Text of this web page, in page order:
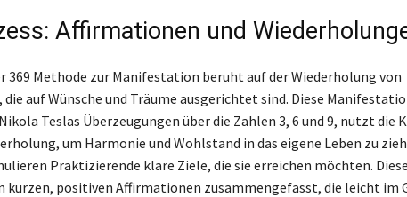
Affirmationen und
369 Methode zur Manifestation beruht auf der Wiederholung von
auf Wünsche und Träume ausgerichtet sind. Diese
Teslas Überzeugungen über die Zahlen 3, 6 und 9, nutzt die
um Harmonie und Wohlstand in das eigene Leben zu
Praktizierende klare Ziele, die sie erreichen möchten.
kurzen, positiven Affirmationen zusammengefasst, die leicht im